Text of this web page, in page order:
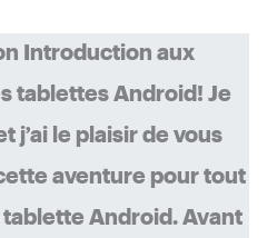
Introduction aux
tablettes Android! Je
j’ai le plaisir de vous
aventure pour tout
Android. Avant